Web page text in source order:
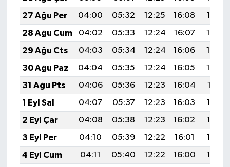
27 Ağu Per
04:00 05:32 12:25 16:08
19:07
28 Ağu Cum
04:02 05:33 12:24 16:07
19:05
29 Ağu Cts
04:03 05:34 12:24 16:06
19:04
30 Ağu Paz
04:04 05:35 12:24 16:05
19:02
31 Ağu Pts
04:06 05:36 12:23 16:04
19:01
1 Eyl Sal
04:07 05:37 12:23 16:03
18:59
2 Eyl Çar
04:08 05:38 12:23 16:02
18:57
3 Eyl Per
04:10 05:39 12:22 16:01
18:56
4 Eyl Cum
04:11 05:40 12:22 16:00
18:54
YURT